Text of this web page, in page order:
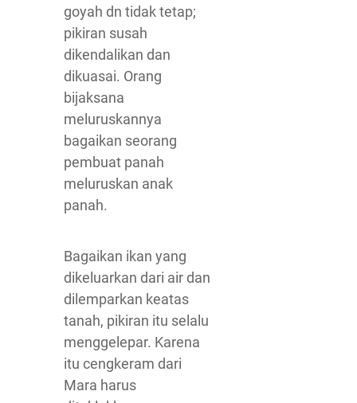
goyah dn tidak tetap;
pikiran susah
dikendalikan dan
dikuasai. Orang
bijaksana
meluruskannya
bagaikan seorang
pembuat panah
meluruskan anak
panah.
Bagaikan ikan yang
dikeluarkan dari air dan
dilemparkan keatas
tanah, pikiran itu selalu
menggelepar. Karena
itu cengkeram dari
Mara harus